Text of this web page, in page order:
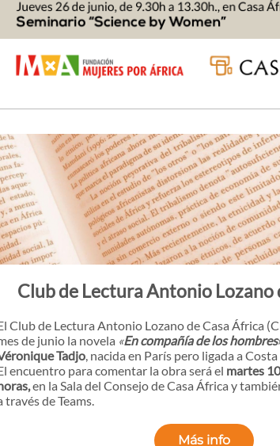
Club de Lectura Antonio Lozano
Club de Lectura Antonio Lozano de Casa África
de junio la novela «En compañía de los hombres
Tadjo, nacida en París pero ligada a
encuentro para comentar la obra será el martes
en la Sala del Consejo de Casa África y
través de Teams.
Más info